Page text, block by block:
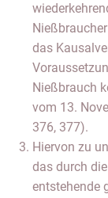
das
Nießbrauch
vom 13.
376, 377).
Hiervon zu
das durch
entstehende